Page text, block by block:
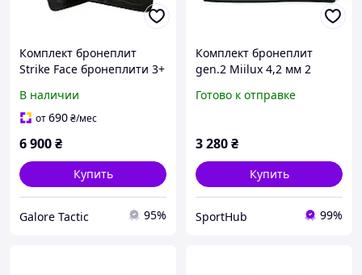
Комплект бронеплит
Strike Face бронеплити 3+
Фінляндія бронеплити
легкі 1,9 кг комплект (2
В наличии
от690₴/мес
6 900₴
Купить
Galore Tactic 95%
Комплект бронеплит
gen.2 Miilux 4,2 мм 2
Готово к отправке
3 280₴
Купить
SportHub 99%